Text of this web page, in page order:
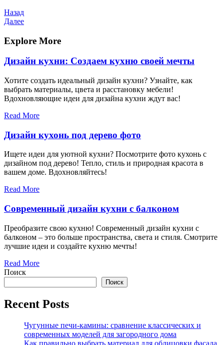
Навигация
по
записям
Предыдущая
запись
Назад
Следующая
Далее
Explore More
Дизайн кухни: Создаем кухню своей мечты
Хотите создать идеальный дизайн кухни? Узнайте, как
выбрать материалы, цвета и расстановку мебели!
Вдохновляющие идеи для дизайна кухни ждут вас!
Read More
Дизайн кухонь под дерево фото
Ищете идеи для уютной кухни? Посмотрите фото кухонь с
дизайном под дерево! Тепло, стиль и природная красота в
вашем доме. Вдохновляйтесь!
Read More
Современный дизайн кухни с балконом
Преобразите свою кухню! Современный дизайн кухни с
балконом – это больше пространства, света и стиля. Смотрите
лучшие идеи и создайте кухню мечты!
Read More
Поиск
Поиск
Recent Posts
Чугунные печи-камины: сравнение классических и
современных моделей для загородного дома
Как правильно выбрать материал для облицовки фасада